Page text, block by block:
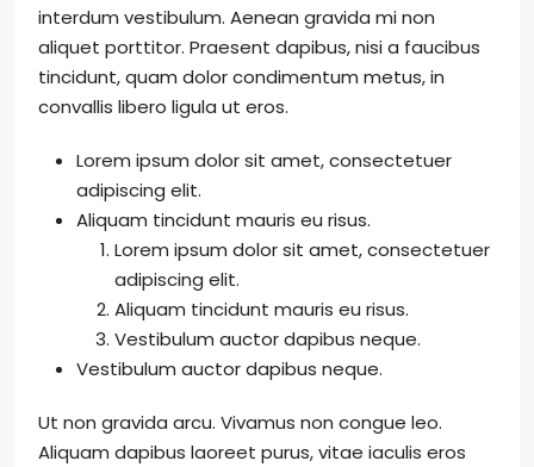
interdum vestibulum. Aenean gravida mi non
aliquet porttitor. Praesent dapibus, nisi a faucibus
tincidunt, quam dolor condimentum metus, in
convallis libero ligula ut eros.
Lorem ipsum dolor sit amet, consectetuer
adipiscing elit.
Aliquam tincidunt mauris eu risus.
Lorem ipsum dolor sit amet, consectetuer
adipiscing elit.
Aliquam tincidunt mauris eu risus.
Vestibulum auctor dapibus neque.
Vestibulum auctor dapibus neque.
Ut non gravida arcu. Vivamus non congue leo.
Aliquam dapibus laoreet purus, vitae iaculis eros